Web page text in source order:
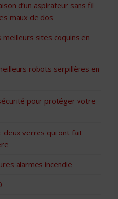
d’un aspirateur sans fil
maux de dos
meilleurs sites coquins en
robots serpillères en
pour protéger votre
deux verres qui ont fait
alarmes incendie